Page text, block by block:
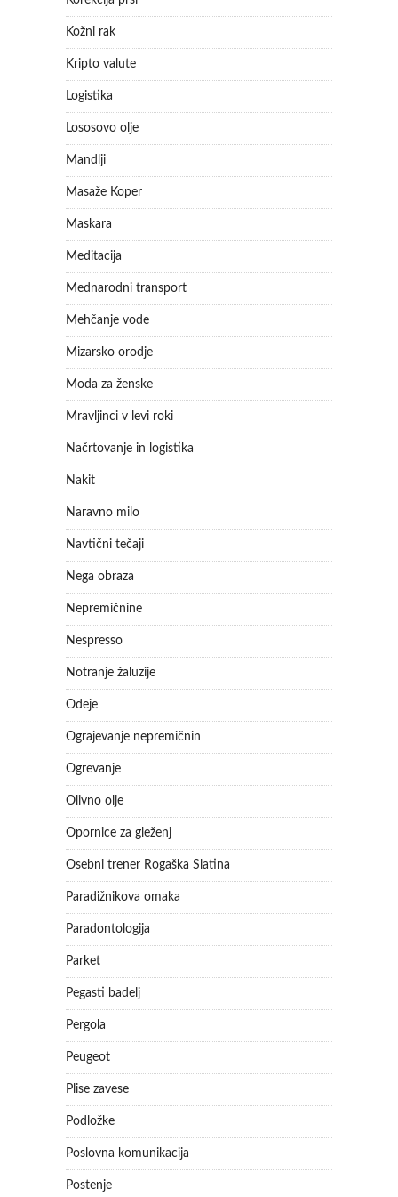
Kožni rak
Kripto valute
Logistika
Lososovo olje
Mandlji
Masaže Koper
Maskara
Meditacija
Mednarodni transport
Mehčanje vode
Mizarsko orodje
Moda za ženske
Mravljinci v levi roki
Načrtovanje in logistika
Nakit
Naravno milo
Navtični tečaji
Nega obraza
Nepremičnine
Nespresso
Notranje žaluzije
Odeje
Ograjevanje nepremičnin
Ogrevanje
Olivno olje
Opornice za gleženj
Osebni trener Rogaška Slatina
Paradižnikova omaka
Paradontologija
Parket
Pegasti badelj
Pergola
Peugeot
Plise zavese
Podložke
Poslovna komunikacija
Postenje